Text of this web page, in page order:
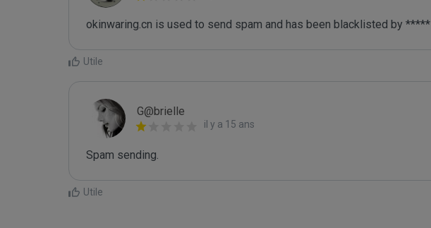
okinwaring.cn is used to send spam and has been blacklisted by *****
Utile
G@brielle
il y a 15 ans
Spam sending.
Utile